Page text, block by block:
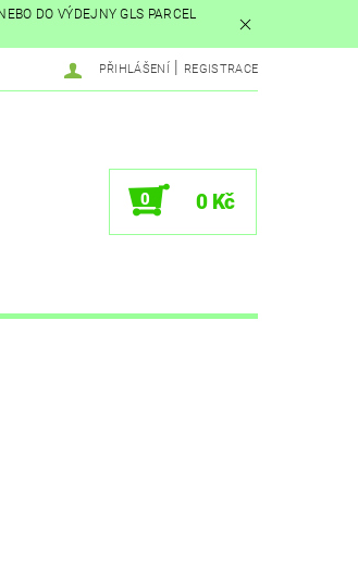
DO VÝDEJNY GLS PARCEL
PŘIHLÁŠENÍ REGISTRACE
0 0 Kč